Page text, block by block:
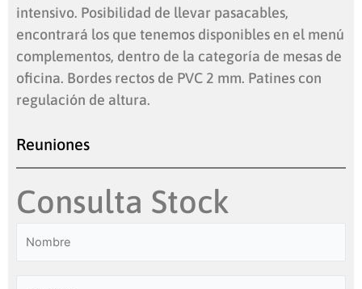
intensivo. Posibilidad de llevar pasacables,
encontrará los que tenemos disponibles en el menú
complementos, dentro de la categoría de mesas de
oficina. Bordes rectos de PVC 2 mm. Patines con
regulación de altura.
Reuniones
Consulta Stock